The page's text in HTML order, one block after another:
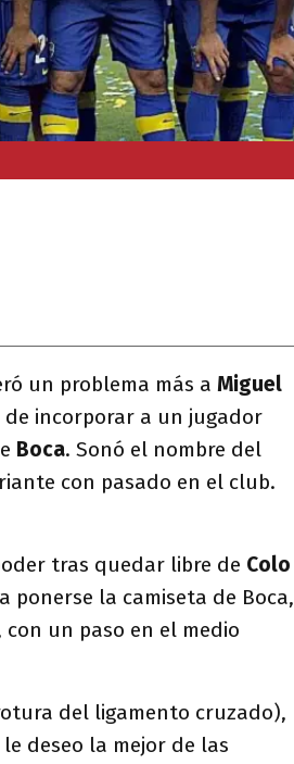
un problema más a Miguel
incorporar a un jugador
Boca. Sonó el nombre del
con pasado en el club.
tras quedar libre de Colo
ponerse la camiseta de Boca,
con un paso en el medio
del ligamento cruzado),
le deseo la mejor de las